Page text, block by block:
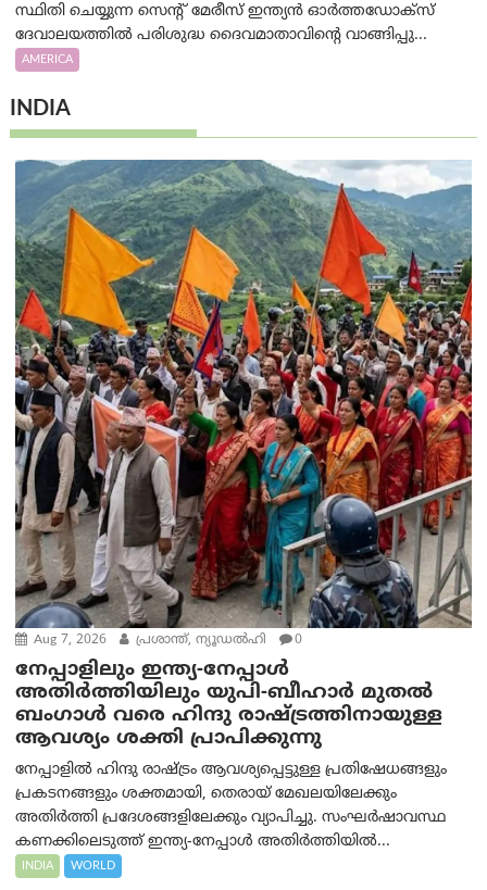
സ്ഥിതി ചെയ്യുന്ന സെന്റ് മേരീസ് ഇന്ത്യൻ ഓർത്തഡോക്സ്
ദേവാലയത്തിൽ പരിശുദ്ധ ദൈവമാതാവിന്റെ വാങ്ങിപ്പു...
AMERICA
INDIA
Aug 7, 2026 പ്രശാന്ത്, ന്യൂഡല്‍ഹി 0
നേപ്പാളിലും ഇന്ത്യ-നേപ്പാൾ
അതിർത്തിയിലും യുപി-ബീഹാർ മുതൽ
ബംഗാൾ വരെ ഹിന്ദു രാഷ്ട്രത്തിനായുള്ള
ആവശ്യം ശക്തി പ്രാപിക്കുന്നു
നേപ്പാളിൽ ഹിന്ദു രാഷ്ട്രം ആവശ്യപ്പെട്ടുള്ള പ്രതിഷേധങ്ങളും
പ്രകടനങ്ങളും ശക്തമായി, തെരായ് മേഖലയിലേക്കും
അതിർത്തി പ്രദേശങ്ങളിലേക്കും വ്യാപിച്ചു. സംഘർഷാവസ്ഥ
കണക്കിലെടുത്ത് ഇന്ത്യ-നേപ്പാൾ അതിർത്തിയിൽ...
INDIA WORLD